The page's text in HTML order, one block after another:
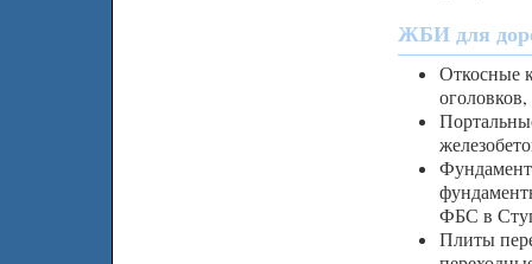
ЖБИ для
Откосные
ФБС в
Плиты